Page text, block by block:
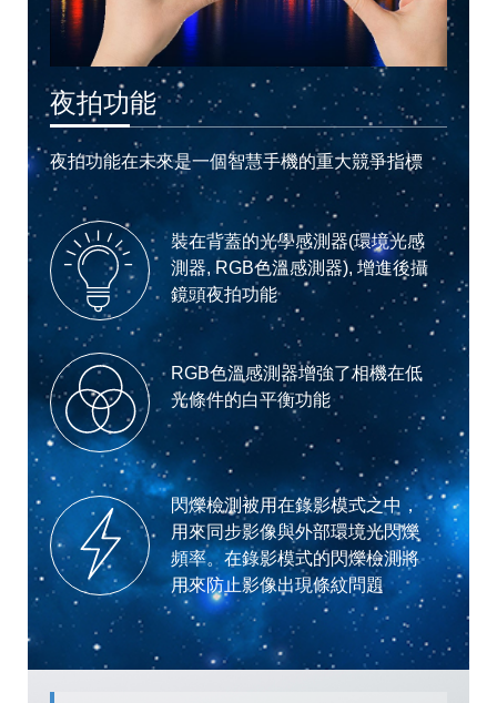
夜拍功能
夜拍功能在未來是一個智慧手機的重大競爭指標
裝在背蓋的光學感測器(環境光感
測器, RGB色溫感測器), 增進後攝
鏡頭夜拍功能
RGB色溫感測器增強了相機在低
光條件的白平衡功能
閃爍檢測被用在錄影模式之中，
用來同步影像與外部環境光閃爍
頻率。在錄影模式的閃爍檢測將
用來防止影像出現條紋問題